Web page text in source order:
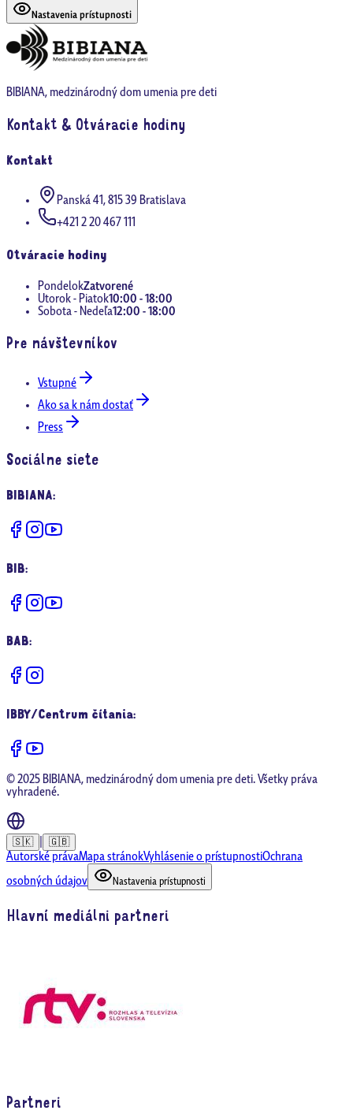
Nastavenia prístupnosti
BIBIANA, medzinárodný dom umenia pre deti
Kontakt & Otváracie hodiny
Kontakt
Panská 41, 815 39 Bratislava
+421 2 20 467 111
Otváracie hodiny
PondelokZatvorené
Utorok - Piatok10:00 - 18:00
Sobota - Nedeľa12:00 - 18:00
Pre návštevníkov
Vstupné
Ako sa k nám dostať
Press
Sociálne siete
BIBIANA:
BIB:
BAB:
IBBY/Centrum čítania:
© 2025 BIBIANA, medzinárodný dom umenia pre deti. Všetky práva
vyhradené.
🇸🇰 🇬🇧
Autorské právaMapa stránokVyhlásenie o prístupnostiOchrana
osobných údajov Nastavenia prístupnosti
Hlavní mediálni partneri
Partneri